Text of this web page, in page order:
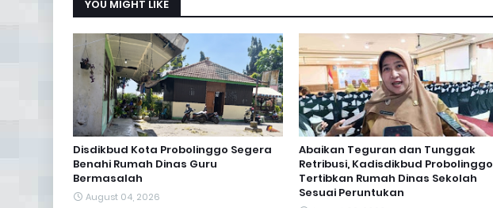
YOU MIGHT LIKE
Disdikbud Kota Probolinggo Segera
Benahi Rumah Dinas Guru
Bermasalah
August 04, 2026
Abaikan Teguran dan Tunggak
Retribusi, Kadisdikbud Probolinggo
Tertibkan Rumah Dinas Sekolah
Sesuai Peruntukan